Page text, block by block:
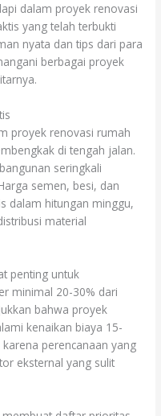
dalam proyek renovasi
yang telah terbukti
nyata dan tips dari para
berbagai proyek
proyek renovasi rumah
di tengah jalan.
seringkali
semen, besi, dan
dalam hitungan minggu,
material
penting untuk
minimal 20-30% dari
bahwa proyek
kenaikan biaya 15-
perencanaan yang
eksternal yang sulit